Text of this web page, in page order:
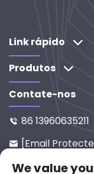
global de
industriais.
por pesquisa e
Link rápido
Produtos
Contate-nos
 86 13960635211
 [email
No. 65-9, Rua
We value